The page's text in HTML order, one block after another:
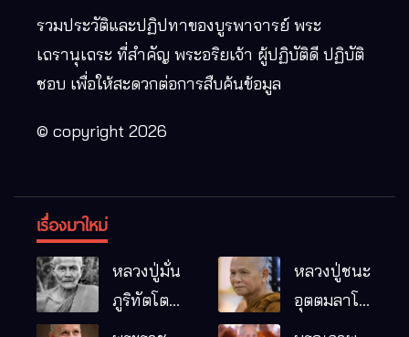
รวมประวัติและปฏิปทาของบูรพาจารย์ พระ
เถรานุเถระ ที่สำคัญ พระอริยเจ้า ผู้ปฏิบัติดี ปฏิบัติ
ชอบ เพื่อให้สะดวกต่อการสืบค้นข้อมูล
© copyright 2026
เรื่องมาใหม่
หลวงปู่มั่น
ภูริทัตโต
พระอริยเจ้า
หลวงปู่ชนะ
อุตตมลาโภ